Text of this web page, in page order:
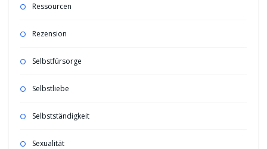
Ressourcen
Rezension
Selbstfürsorge
Selbstliebe
Selbstständigkeit
Sexualität